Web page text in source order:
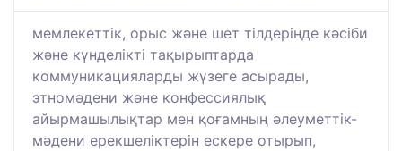
мемлекеттік, орыс және шет тілдерінде кәсіби
және күнделікті тақырыптарда
коммуникацияларды жүзеге асырады,
этномәдени және конфессиялық
айырмашылықтар мен қоғамның әлеуметтік-
мәдени ерекшеліктерін ескере отырып,